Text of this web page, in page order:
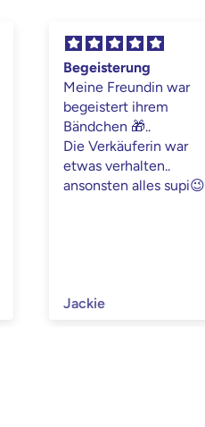
Begeisterung
Meine Freundin war
begeistert ihrem
Bändchen 🎁..
Die Verkäuferin war
etwas verhalten..
ansonsten alles supi😉
Jackie